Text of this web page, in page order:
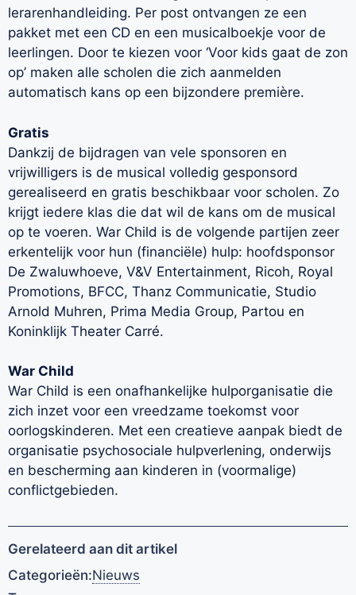
lerarenhandleiding. Per post ontvangen ze een
pakket met een CD en een musicalboekje voor de
leerlingen. Door te kiezen voor ‘Voor kids gaat de zon
op’ maken alle scholen die zich aanmelden
automatisch kans op een bijzondere première.
Gratis
Dankzij de bijdragen van vele sponsoren en
vrijwilligers is de musical volledig gesponsord
gerealiseerd en gratis beschikbaar voor scholen. Zo
krijgt iedere klas die dat wil de kans om de musical
op te voeren. War Child is de volgende partijen zeer
erkentelijk voor hun (financiële) hulp: hoofdsponsor
De Zwaluwhoeve, V&V Entertainment, Ricoh, Royal
Promotions, BFCC, Thanz Communicatie, Studio
Arnold Muhren, Prima Media Group, Partou en
Koninklijk Theater Carré.
War Child
War Child is een onafhankelijke hulporganisatie die
zich inzet voor een vreedzame toekomst voor
oorlogskinderen. Met een creatieve aanpak biedt de
organisatie psychosociale hulpverlening, onderwijs
en bescherming aan kinderen in (voormalige)
conflictgebieden.
Gerelateerd aan dit artikel
Categorieën:Nieuws